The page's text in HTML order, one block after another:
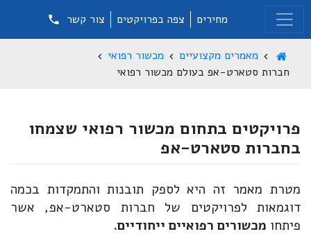
מחירים צפה בפרויקטים צור קשר
מאמרים מקצועיים
מכשור רפואי
חברות סטארט-אפ בעולם מכשור רפואי
פרויקטים בתחום מכשור רפואי שצמחו
בחברות סטארט-אפ
מטרת מאמר זה היא לספק תובנות והתמקדות בכמה
דוגמאות לפרויקטים של חברות סטארט-אפ, אשר
פיתחו מכשורים רפואיים ייחודיים.